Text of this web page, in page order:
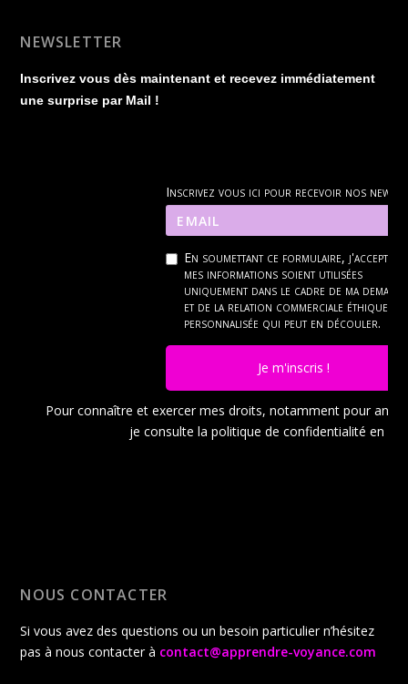
NEWSLETTER
Inscrivez vous dès maintenant et recevez immédiatement
une surprise par Mail !
Inscrivez vous ici pour recevoir nos news
En soumettant ce formulaire, j'accepte
mes informations soient utilisées
uniquement dans le cadre de ma
et de la relation commerciale éthique et
personnalisée qui peut en découler.
Je m'inscris !
Pour connaître et exercer mes droits, notamment pour
je consulte la politique de confidentialité en
NOUS CONTACTER
Si vous avez des questions ou un besoin particulier n’hésitez
pas à nous contacter à contact@apprendre-voyance.com